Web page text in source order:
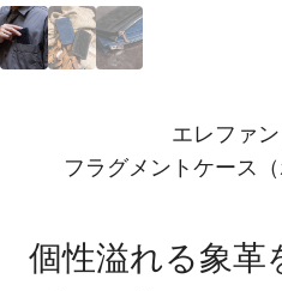
エレファ
フラグメントケース
個性溢れる象革